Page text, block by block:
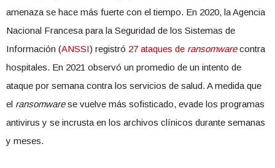
amenaza se hace más fuerte con el tiempo. En 2020, la Agencia
Nacional Francesa para la Seguridad de los Sistemas de
Información (ANSSI) registró 27 ataques de ransomwarecontra
hospitales. En 2021 observó un promedio de un intento de
ataque por semana contra los servicios de salud. A medida que
el ransomwarese vuelve más sofisticado, evade los programas
antivirus y se incrusta en los archivos clínicos durante semanas
y meses.